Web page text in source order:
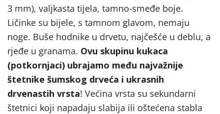
3 mm), valjkasta tijela, tamno-smeđe boje.
Ličinke su bijele, s tamnom glavom, nemaju
noge. Buše hodnike u drvetu, najčešće u deblu, a
rjeđe u granama. Ovu skupinu kukaca
(potkornjaci) ubrajamo među najvažnije
štetnike šumskog drveća i ukrasnih
drvenastih vrsta! Većina vrsta su sekundarni
štetnici koji napadaju slabija ili oštećena stabla